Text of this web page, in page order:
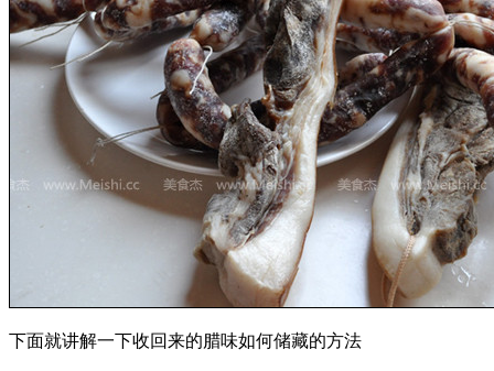
下面就讲解一下收回来的腊味如何储藏的方法